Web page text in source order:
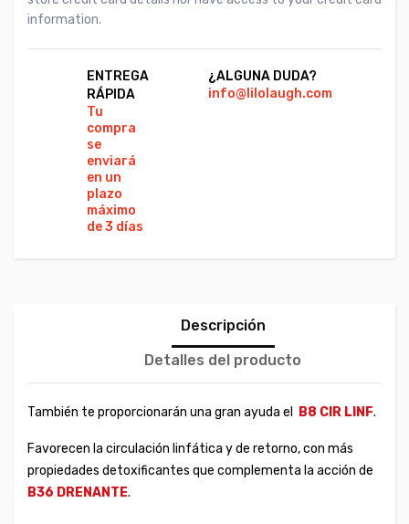
information.
ENTREGA
RÁPIDA
Tu
compra
se
enviará
en un
plazo
máximo
de 3 días
¿ALGUNA DUDA?
info@lilolaugh.com
Descripción
Detalles del producto
También te proporcionarán una gran ayuda el B8 CIR LINF.
Favorecen la circulación linfática y de retorno, con más
propiedades detoxificantes que complementa la acción de
B36 DRENANTE.